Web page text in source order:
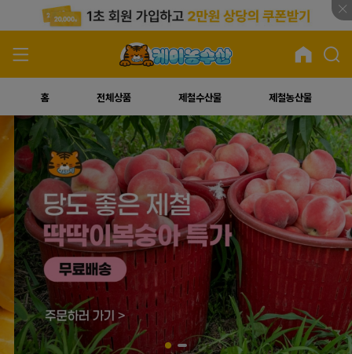
홈 전체상품 제철수산물 제철농산물